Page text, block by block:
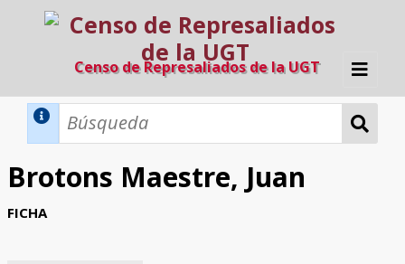
Censo de Represaliados de la UGT
Inicio
Búsqueda Dinámica
Búsqueda Avanzada
Brotons Maestre, Juan
FICHA